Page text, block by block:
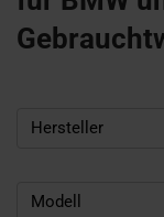
Hersteller
Modell